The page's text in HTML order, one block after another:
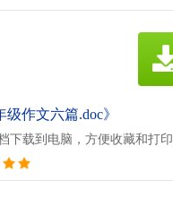
级作文六篇.doc》
下载到电脑，方便收藏和打印